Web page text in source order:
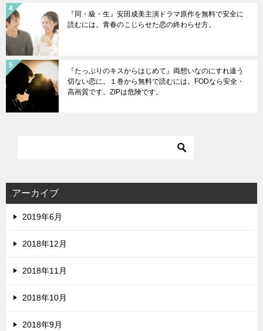
『同・級・生』安田成美主演ドラマ原作を無料で安全に
読むには。青春のこじらせた恋の終わらせ方。
『たっぷりのキスからはじめて』両想いなのにすれ違う
切ない恋に。１巻から無料で読むには。FODなら安全・
高画質です。ZIPは危険です。
アーカイブ
2019年6月
2018年12月
2018年11月
2018年10月
2018年9月